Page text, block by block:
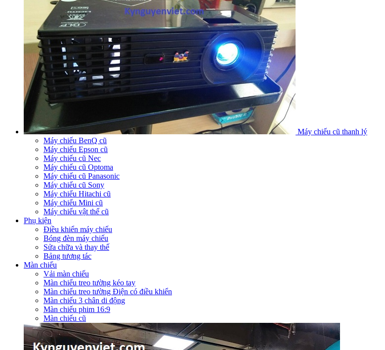
Máy chiếu cũ thanh lý
Máy chiếu BenQ cũ
Máy chiếu Epson cũ
Máy chiếu cũ Nec
Máy chiếu cũ Optoma
Máy chiếu cũ Panasonic
Máy chiếu cũ Sony
Máy chiếu Hitachi cũ
Máy chiếu Mini cũ
Máy chiếu vật thể cũ
Phụ kiện
Điều khiển máy chiếu
Bóng đèn máy chiếu
Sửa chữa và thay thế
Bảng tương tác
Màn chiếu
Vải màn chiếu
Màn chiếu treo tường kéo tay
Màn chiếu treo tường Điện có điều khiển
Màn chiếu 3 chân di động
Màn chiếu phim 16:9
Màn chiếu cũ